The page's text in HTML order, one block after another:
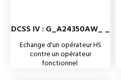
DCSS IV : G_A24350AW_ _
Echange d'un opérateur HS
contre un opérateur
fonctionnel